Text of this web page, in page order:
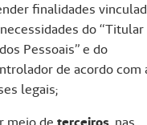
finalidades
do “Titular
Pessoais” e do
de acordo com
legais;